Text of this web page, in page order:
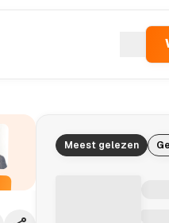
Meest gelezen